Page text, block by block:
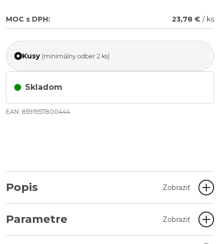
MOC s DPH: 23,78 € / ks
Kusy (minimálny odber 2 ks)
Skladom
EAN: 8591957800444
Popis Zobraziť
Parametre Zobraziť